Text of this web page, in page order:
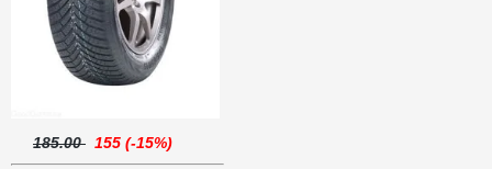
185.00 155 (-15%)